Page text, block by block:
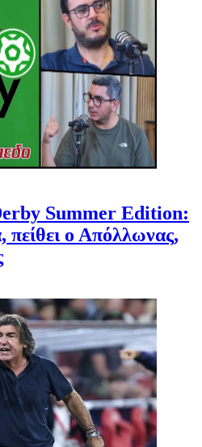
Summer Edition:
πείθει ο Απόλλωνας,